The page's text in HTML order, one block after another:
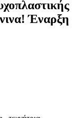
Έναρξη